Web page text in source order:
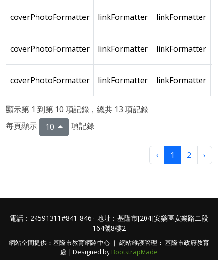
coverPhotoFormatter linkFormatter linkFormatter
coverPhotoFormatter linkFormatter linkFormatter
coverPhotoFormatter linkFormatter linkFormatter
顯示第 1 到第 10 項記錄，總共 13 項記錄
每頁顯示
10 項記錄
‹ 1 2 ›
電話：24591311#841-846 · 地址：基隆市[204]安樂區安樂路二段
164號8樓2
網站空間提供：基隆市教育網路中心 ｜ 網站維護管理： 基隆市政府教育
處 | Designed by BootstrapMade